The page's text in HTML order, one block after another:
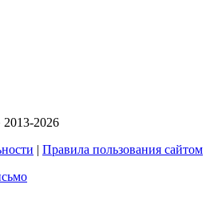
2026
| Правила пользования сайтом